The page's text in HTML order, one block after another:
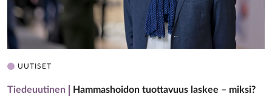
UUTISET
Tiedeuutinen Hammashoidon tuottavuus laskee – miksi?